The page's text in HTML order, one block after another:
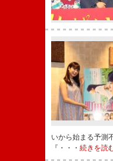
いから始まる予測
『・・・ 続きを読